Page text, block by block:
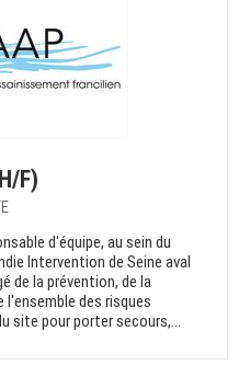
F)
d'équipe, au sein du
Intervention de Seine aval
de la prévention, de la
des risques
site pour porter secours,...